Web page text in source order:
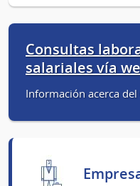
Consultas
salariales vía
Información acerca del